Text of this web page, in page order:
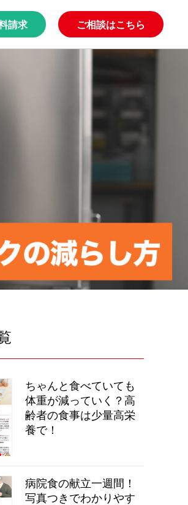
請求 ご相談はこちら
ちゃんと食べていても
体重が減っていく？高
齢者の食事は少量高栄
養で！
病院食の献立一週間！
写真つきでわかりやす